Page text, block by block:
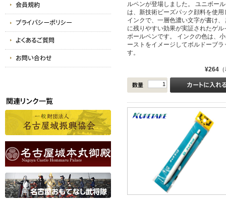
ルペンが登場しました。 ユニボー
は、新技術ビーズパック顔料を使用
インクで、一層色濃い文字が書け、
に残りやすい効果が実証されたゲル
ボールペンです。 インクの色は、
ーストをイメージしてボルドーブラ
す。
¥264